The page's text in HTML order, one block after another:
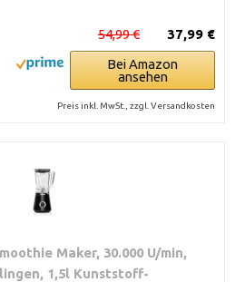
37,99 €
54,99 €
Bei Amazon
ansehen
Preis inkl. MwSt., zzgl. Versandkosten
Maker, 30.000 U/min,
1,5l Kunststoff-